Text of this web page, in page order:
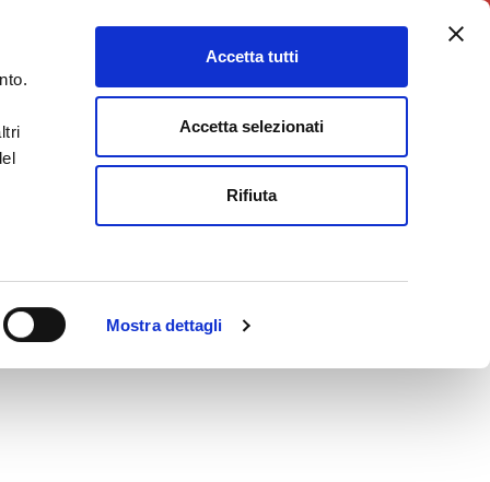
Mostra dettagli
Accetta tutti
Accetta selezionati
Rifiuta
Charity Point
DONA ORA